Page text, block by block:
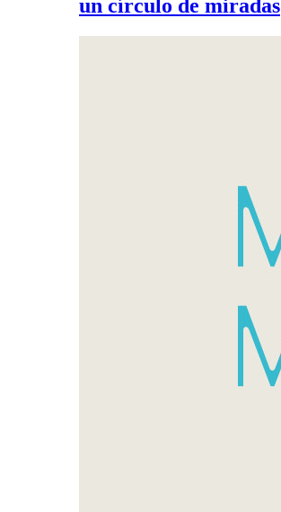
un círculo de miradas